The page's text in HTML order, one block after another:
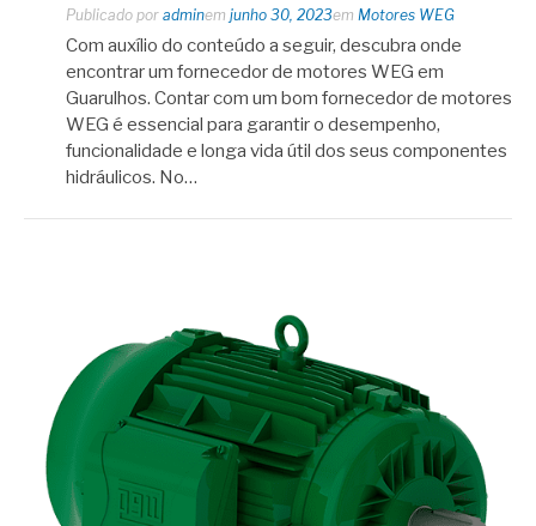
Publicado por adminem junho 30, 2023em Motores WEG
Com auxílio do conteúdo a seguir, descubra onde
encontrar um fornecedor de motores WEG em
Guarulhos. Contar com um bom fornecedor de motores
WEG é essencial para garantir o desempenho,
funcionalidade e longa vida útil dos seus componentes
hidráulicos. No…